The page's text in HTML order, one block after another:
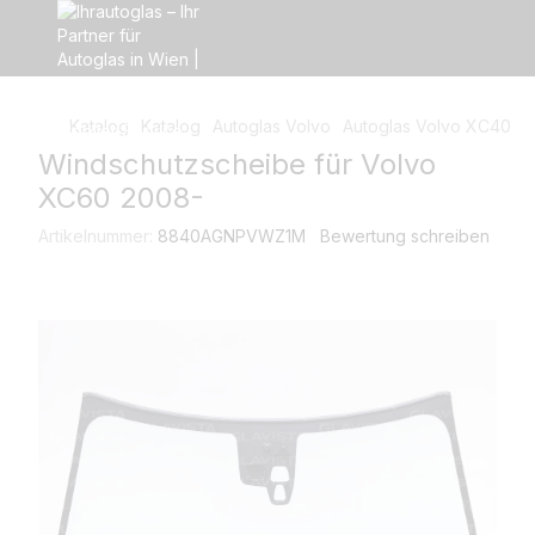
Katalog Katalog Autoglas Volvo Autoglas Volvo XC40 /
Windschutzscheibe für Volvo
XC60 2008-
Artikelnummer: 8840AGNPVWZ1M Bewertung schreiben